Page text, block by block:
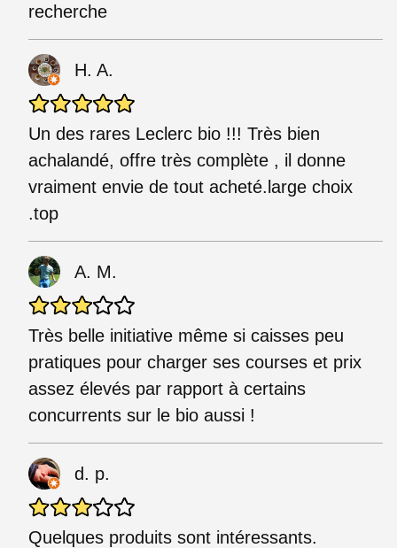
recherche
H. A.
Un des rares Leclerc bio !!! Très bien
achalandé, offre très complète , il donne
vraiment envie de tout acheté.large choix
.top
A. M.
Très belle initiative même si caisses peu
pratiques pour charger ses courses et prix
assez élevés par rapport à certains
concurrents sur le bio aussi !
d. p.
Quelques produits sont intéressants.